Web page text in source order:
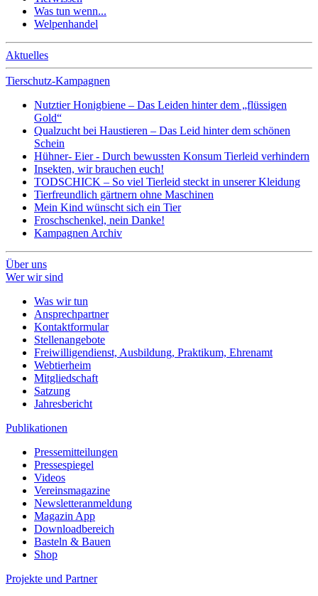
Was tun wenn...
Welpenhandel
Aktuelles
Tierschutz-Kampagnen
Nutztier Honigbiene – Das Leiden hinter dem „flüssigen
Gold“
Qualzucht bei Haustieren – Das Leid hinter dem schönen
Schein
Hühner- Eier - Durch bewussten Konsum Tierleid verhindern
Insekten, wir brauchen euch!
TODSCHICK – So viel Tierleid steckt in unserer Kleidung
Tierfreundlich gärtnern ohne Maschinen
Mein Kind wünscht sich ein Tier
Froschschenkel, nein Danke!
Kampagnen Archiv
Über uns
Wer wir sind
Was wir tun
Ansprechpartner
Kontaktformular
Stellenangebote
Freiwilligendienst, Ausbildung, Praktikum, Ehrenamt
Webtierheim
Mitgliedschaft
Satzung
Jahresbericht
Publikationen
Pressemitteilungen
Pressespiegel
Videos
Vereinsmagazine
Newsletteranmeldung
Magazin App
Downloadbereich
Basteln & Bauen
Shop
Projekte und Partner